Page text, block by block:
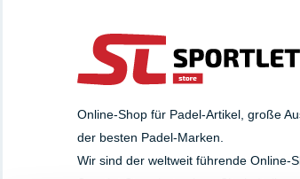
Online-Shop für Padel-Artikel, große
der besten Padel-Marken.
Wir sind der weltweit führende Online-